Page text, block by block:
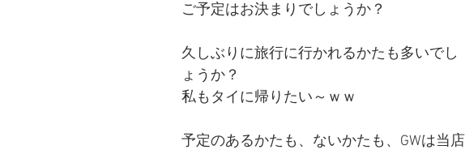
ご予定はお決まりでしょうか？
久しぶりに旅行に行かれるかたも多いでし
ょうか？
私もタイに帰りたい～ｗｗ
予定のあるかたも、ないかたも、GWは当店